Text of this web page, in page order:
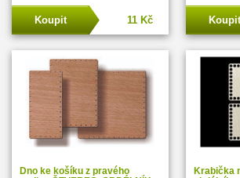
11 Kč
Koupit Koupit
Dno ke košíku z pravého
Krabička